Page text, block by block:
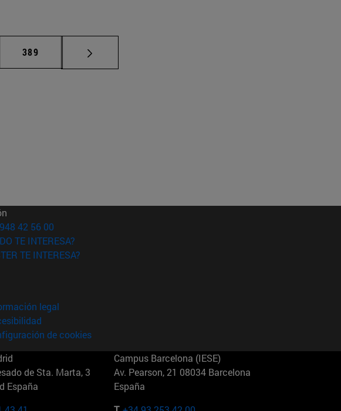
intermedias Use TAB para desplazarse.
Página
389
42 56 00
TE INTERESA?
TE INTERESA?
legal
de cookies
de Sta. Marta, 3
España
Campus Barcelona (IESE)
Av. Pearson, 21 08034 Barcelona
España